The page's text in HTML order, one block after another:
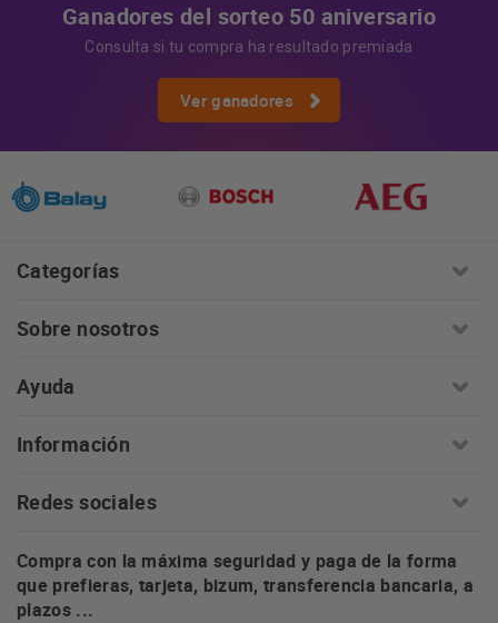
Ganadores del sorteo 50 aniversario
Consulta si tu compra ha resultado premiada
Ver ganadores
Categorías
Sobre nosotros
Ayuda
Información
Redes sociales
Compra con la máxima seguridad y paga de la forma
que prefieras, tarjeta, bizum, transferencia bancaria, a
plazos ...